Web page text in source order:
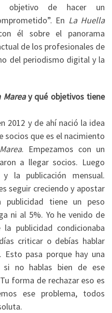
objetivo de hacer un
En La Huella
él sobre el panorama
de los profesionales de
del periodismo digital y la
y qué objetivos tiene
2012 y de ahí nació la idea
socios que es el nacimiento
. Empezamos con un
a llegar socios. Luego
la publicación mensual.
seguir creciendo y apostar
publicidad tiene un peso
ni al 5%. Yo he venido de
publicidad condicionaba
criticar o debías hablar
pasa porque hay una
si no hablas bien de ese
forma de rechazar eso es
ese problema, todos